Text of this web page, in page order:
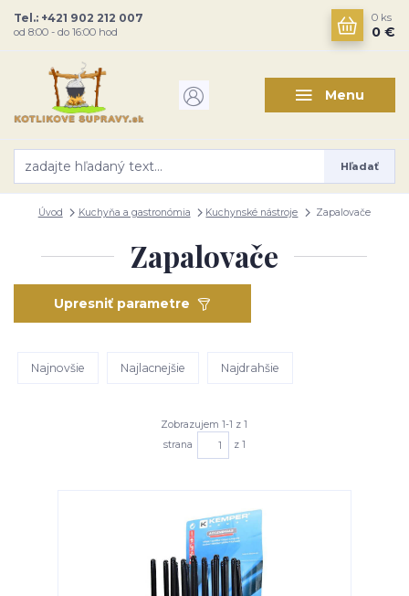
Menu
Hľadať
Tel.: +421 902 212 007
od 8:00 - do 16:00 hod
0 ks
0 €
Úvod Kuchyňa a gastronómia Kuchynské nástroje Zapalovače
Zapalovače
Upresniť parametre
Najnovšie Najlacnejšie Najdrahšie
Zobrazujem 1-1 z 1
strana
z 1